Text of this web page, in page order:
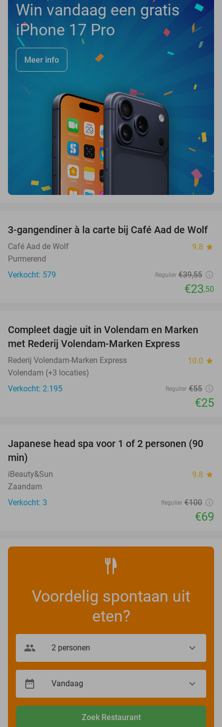
Win vandaag een gratis
iPhone 17 Pro
Meer info
41%
3-gangendiner à la carte bij Café Aad de Wolf
Café Aad de Wolf 9.8 star
Purmerend
Verkocht: 579
Regulier €39,55
€23,50
55%
Compleet dagje uit in Volendam en Marken
met Rederij Volendam-Marken Express
Rederij Volendam-Marken Express 10.0 star
Volendam (+3 locaties)
Verkocht: 2.195
Regulier €55
€25
31%
Japanese head spa voor 1 of 2 personen (90
min)
iBeauty&Sun 9.8 star
Zaandam
Verkocht: 3
Regulier €100
€69
Voordelig spontaan uit
eten?
Zoek Restaurant